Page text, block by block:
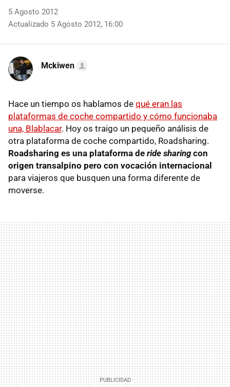
5 Agosto 2012
Actualizado 5 Agosto 2012, 16:00
Mckiwen
Hace un tiempo os hablamos de qué eran las
plataformas de coche compartido y cómo funcionaba
una, Blablacar. Hoy os traigo un pequeño análisis de
otra plataforma de coche compartido, Roadsharing.
Roadsharing es una plataforma de ride sharingcon
origen transalpino pero con vocación internacional
para viajeros que busquen una forma diferente de
moverse.